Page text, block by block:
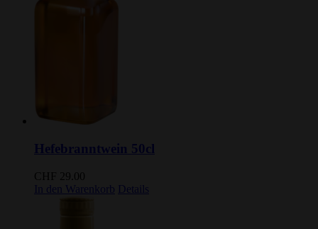
Hefebranntwein 50cl
CHF
29.00
In den Warenkorb Details